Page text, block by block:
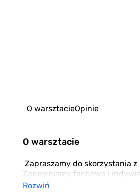
O warsztacieOpinie
O warsztacie
Zapraszamy do skorzystania
Zapewniamy fachowe i
Rozwiń